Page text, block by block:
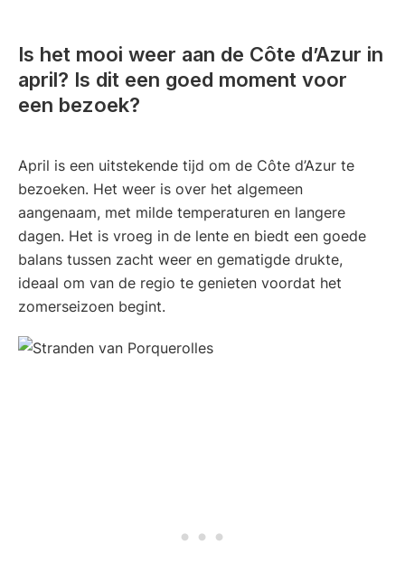
Is het mooi weer aan de Côte d’Azur in
april? Is dit een goed moment voor
een bezoek?
April is een uitstekende tijd om de Côte d’Azur te
bezoeken. Het weer is over het algemeen
aangenaam, met milde temperaturen en langere
dagen. Het is vroeg in de lente en biedt een goede
balans tussen zacht weer en gematigde drukte,
ideaal om van de regio te genieten voordat het
zomerseizoen begint.